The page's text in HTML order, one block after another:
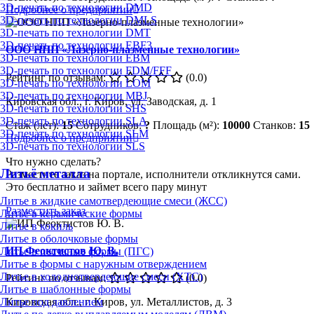
3D-печать по технологии DMD
3D-печать по технологии DMLS
3D-печать по технологии DMT
3D-печать по технологии EBF3
3D-печать по технологии EBM
3D-печать по технологии FDM/FFF
3D-печать по технологии LOM
3D-печать по технологии MBJ
3D-печать по технологии SHS
3D-печать по технологии SLA
3D-печать по технологии SLM
3D-печать по технологии SLS
Литьё металла
Литье в жидкие самотвердеющие смеси (ЖСС)
Литье в керамические формы
Литье в кокиль
Литье в оболочковые формы
Литье в песчаные формы (ПГС)
Литье в формы с наружным отверждением
Литье в холоднотвердеющие смеси (ХТС)
Литье в шаблонные формы
Литье под давлением
Подробнее о предприятии
ООО НПП «Лазерно-плазменные технологии»
Рейтинг по отзывам:
(0.0)
Кировская обл., г. Киров, ул. Заводская, д. 1
Стаж (лет):15 Сотрудников:? Площадь (м²): 10000 Станков: 15
Подробнее о предприятии
Что нужно сделать?
Разместите заказ на портале, исполнители откликнутся сами.
Это бесплатно и займет всего пару минут
Разместить заказ
ИП Феоктистов Ю. В.
Рейтинг по отзывам:
(0.0)
Кировская обл., г. Киров, ул. Металлистов, д. 3